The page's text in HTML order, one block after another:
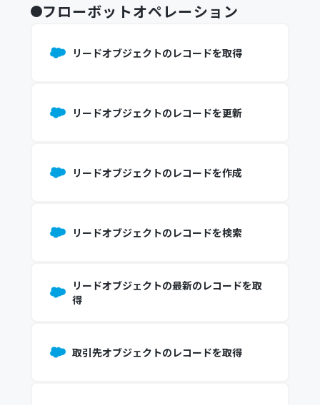
フローボットオペレーション
リードオブジェクトのレコードを取得
リードオブジェクトのレコードを更新
リードオブジェクトのレコードを作成
リードオブジェクトのレコードを検索
リードオブジェクトの最新のレコードを取
得
取引先オブジェクトのレコードを取得